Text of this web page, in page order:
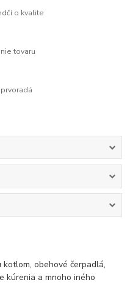
o kvalite
tovaru
obehové čerpadlá,
kúrenia a mnoho iného